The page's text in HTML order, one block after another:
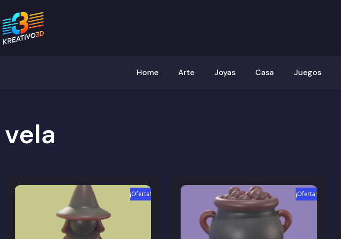
Home Arte Joyas Casa Juegos
vela
¡Oferta! ¡Oferta!